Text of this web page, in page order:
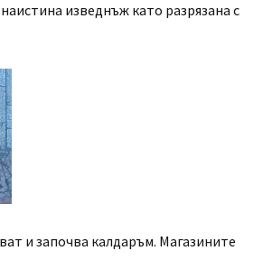
изведнъж като разрязана с
и започва калдаръм. Магазините